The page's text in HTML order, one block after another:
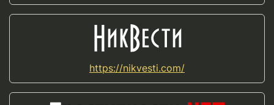
https://nikvesti.com/